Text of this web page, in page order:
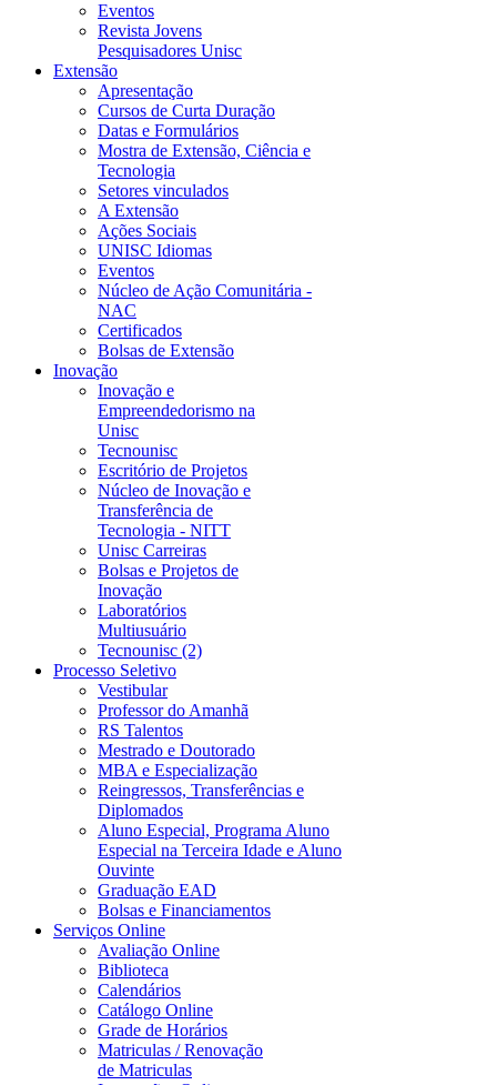
Eventos
Revista Jovens
Pesquisadores Unisc
Extensão
Apresentação
Cursos de Curta Duração
Datas e Formulários
Mostra de Extensão, Ciência e
Tecnologia
Setores vinculados
A Extensão
Ações Sociais
UNISC Idiomas
Eventos
Núcleo de Ação Comunitária -
NAC
Certificados
Bolsas de Extensão
Inovação
Inovação e
Empreendedorismo na
Unisc
Tecnounisc
Escritório de Projetos
Núcleo de Inovação e
Transferência de
Tecnologia - NITT
Unisc Carreiras
Bolsas e Projetos de
Inovação
Laboratórios
Multiusuário
Tecnounisc (2)
Processo Seletivo
Vestibular
Professor do Amanhã
RS Talentos
Mestrado e Doutorado
MBA e Especialização
Reingressos, Transferências e
Diplomados
Aluno Especial, Programa Aluno
Especial na Terceira Idade e Aluno
Ouvinte
Graduação EAD
Bolsas e Financiamentos
Serviços Online
Avaliação Online
Biblioteca
Calendários
Catálogo Online
Grade de Horários
Matriculas / Renovação
de Matriculas